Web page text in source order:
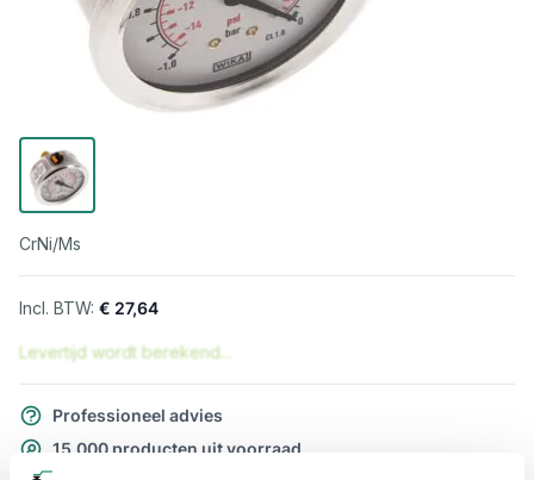
CrNi/Ms
€ 27,64
Levertijd wordt berekend...
Professioneel advies
15.000 producten uit voorraad